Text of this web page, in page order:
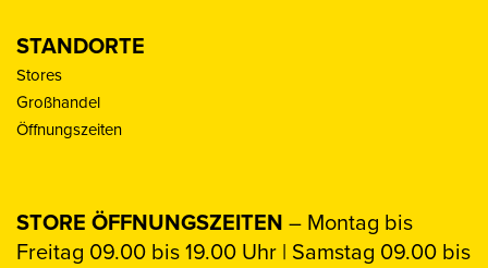
STANDORTE
Stores
Großhandel
Öffnungszeiten
STORE ÖFFNUNGSZEITEN – Montag bis
Freitag 09.00 bis 19.00 Uhr | Samstag 09.00 bis